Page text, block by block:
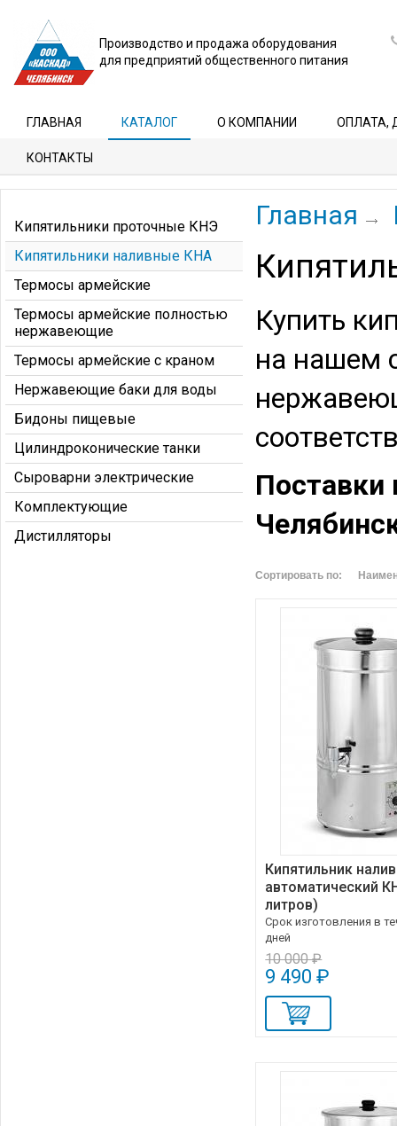
Производство и продажа оборудования
для предприятий общественного питания
ГЛАВНАЯ КАТАЛОГ О КОМПАНИИ ОПЛАТА,
КОНТАКТЫ
Кипятильники проточные КНЭ
Кипятильники наливные КНА
Термосы армейские
Термосы армейские полностью
нержавеющие
Термосы армейские с краном
Нержавеющие баки для воды
Бидоны пищевые
Цилиндроконические танки
Сыроварни электрические
Комплектующие
Дистилляторы
Главная
Купить
на нашем
Поставки
Сортировать по:
Кипятильник
автоматический
литров)
Срок изготовления в
дней
10 000 ₽
9 490 ₽